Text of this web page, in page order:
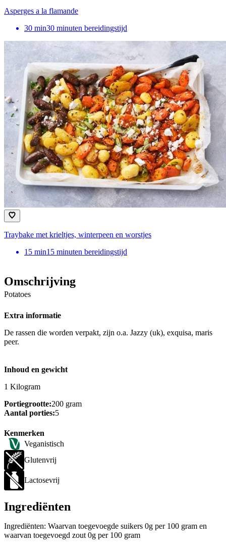
Asperges a la flamande
30 min30 minuten bereidingstijd
Traybake met krieltjes, winterpeen en worstjes
15 min15 minuten bereidingstijd
Omschrijving
Potatoes
Extra informatie
De rassen die worden verpakt, zijn o.a. Jazzy (uk), exquisa, maris
peer.
Inhoud en gewicht
1 Kilogram
Portiegrootte:200 gram
Aantal porties:5
Kenmerken
Veganistisch
Glutenvrij
Lactosevrij
Ingrediënten
Ingrediënten: Waarvan toegevoegde suikers 0g per 100 gram en
waarvan toegevoegd zout 0g per 100 gram